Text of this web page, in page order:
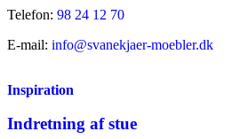
Telefon: 98 24 12 70
E-mail: info@svanekjaer-moebler.dk
Inspiration
Indretning af stue